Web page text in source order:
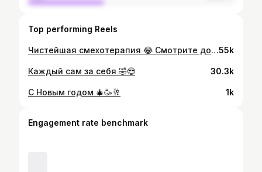
Top performing Reels
Чистейшая смехотерапия 😂 Смотрите до конца! Чем еще можно заняться в час ночи От души рекомендую попробовать это в веселой компании 👍55k
Каждый сам за себя 🤣😎 30.3k
С Новым годом 🎄🥳🥂 1k
Engagement rate benchmark